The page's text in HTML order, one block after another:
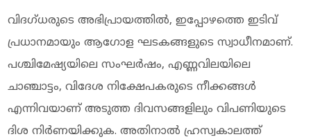
വിദഗ്ധരുടെ അഭിപ്രായത്തിൽ, ഇപ്പോഴത്തെ ഇടിവ്
പ്രധാനമായും ആഗോള ഘടകങ്ങളുടെ സ്വാധീനമാണ്.
പശ്ചിമേഷ്യയിലെ സംഘർഷം, എണ്ണവിലയിലെ
ചാഞ്ചാട്ടം, വിദേശ നിക്ഷേപകരുടെ നീക്കങ്ങൾ
എന്നിവയാണ് അടുത്ത ദിവസങ്ങളിലും വിപണിയുടെ
ദിശ നിർണയിക്കുക. അതിനാൽ ഹ്രസ്വകാലത്ത്